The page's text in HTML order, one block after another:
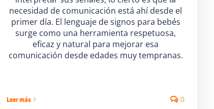
necesidad de comunicación está ahí desde el
primer día. El lenguaje de signos para bebés
surge como una herramienta respetuosa,
eficaz y natural para mejorar esa
comunicación desde edades muy tempranas.
Leer más 0